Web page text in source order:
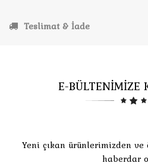
Teslimat & İade
E-BÜLTENİMİZE
Yeni çıkan ürünlerimizden ve
haberdar